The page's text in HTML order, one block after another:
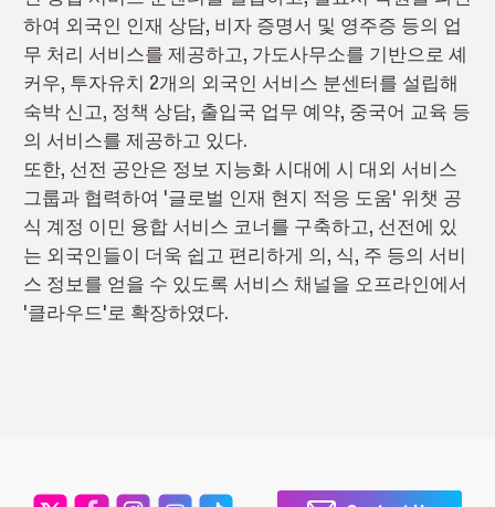
하여 외국인 인재 상담, 비자 증명서 및 영주증 등의 업
무 처리 서비스를 제공하고, 가도사무소를 기반으로 셰
커우, 투자유치 2개의 외국인 서비스 분센터를 설립해
숙박 신고, 정책 상담, 출입국 업무 예약, 중국어 교육 등
의 서비스를 제공하고 있다.
또한, 선전 공안은 정보 지능화 시대에 시 대외 서비스
그룹과 협력하여 '글로벌 인재 현지 적응 도움' 위챗 공
식 계정 이민 융합 서비스 코너를 구축하고, 선전에 있
는 외국인들이 더욱 쉽고 편리하게 의, 식, 주 등의 서비
스 정보를 얻을 수 있도록 서비스 채널을 오프라인에서
'클라우드'로 확장하였다.